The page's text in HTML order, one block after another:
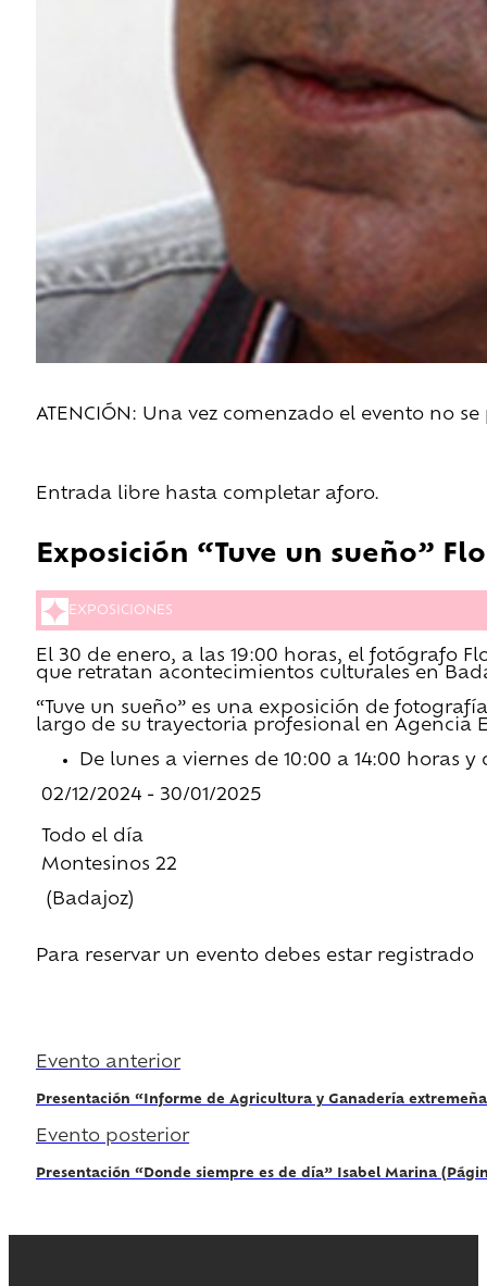
ATENCIÓN: Una vez comenzado el evento no
Entrada libre hasta completar aforo.
Exposición “Tuve un sueño”
EXPOSICIONES
El 30 de enero, a las 19:00 horas, el fotógrafo
que retratan acontecimientos culturales en
“Tuve un sueño” es una exposición de
largo de su trayectoria profesional en Agencia
De lunes a viernes de 10:00 a 14:00 horas y
02/12/2024 - 30/01/2025
Todo el día
Montesinos 22
(Badajoz)
Para reservar un evento debes estar registrado
Evento anterior
Presentación “Informe de Agricultura y Ganadería
Evento posterior
Presentación “Donde siempre es de día” Isabel Marina